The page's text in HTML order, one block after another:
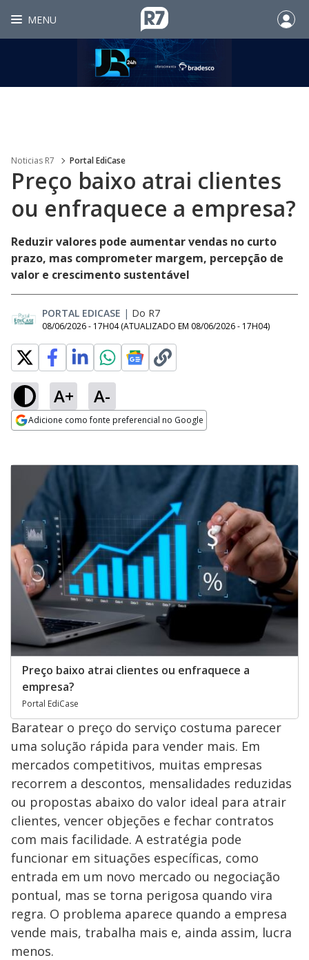
MENU
Noticias R7 Portal EdiCase
Preço baixo atrai clientes
ou enfraquece a empresa?
Reduzir valores pode aumentar vendas no curto
prazo, mas comprometer margem, percepção de
valor e crescimento sustentável
PORTAL EDICASE | Do R7
08/06/2026 - 17H04 (ATUALIZADO EM 08/06/2026 - 17H04)
A+ A-
Adicione como fonte preferencial no Google
Preço baixo atrai clientes ou enfraquece a
empresa?
Portal EdiCase
Baratear o preço do serviço costuma parecer
uma solução rápida para vender mais. Em
mercados competitivos, muitas empresas
recorrem a descontos, mensalidades reduzidas
ou propostas abaixo do valor ideal para atrair
clientes, vencer objeções e fechar contratos
com mais facilidade. A estratégia pode
funcionar em situações específicas, como
entrada em um novo mercado ou negociação
pontual, mas se torna perigosa quando vira
regra. O problema aparece quando a empresa
vende mais, trabalha mais e, ainda assim, lucra
menos.